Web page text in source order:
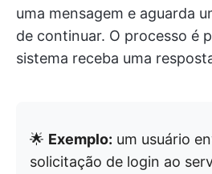
uma mensagem e aguarda
de continuar. O processo é
sistema receba uma
🌟 Exemplo: um usuário
solicitação de login ao